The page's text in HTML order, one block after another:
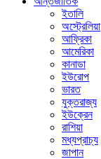
ইতালি
অস্ট্রেলিয়া
আফ্রিকা
আমেরিকা
কানাডা
ইউরোপ
ভারত
যুক্তরাজ্য
ইউক্রেন
রাশিয়া
মধ্যপ্রাচ্য
জাপান